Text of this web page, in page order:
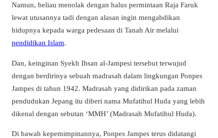
Namun, beliau menolak dengan halus permintaan Raja Faruk
lewat utusannya tadi dengan alasan ingin mengabdikan
hidupnya kepada warga pedesaan di Tanah Air melalui
pendidikan Islam.
Dan, keinginan Syekh Ihsan al-Jampesi tersebut terwujud
dengan berdirinya sebuah madrasah dalam lingkungan Ponpes
Jampes di tahun 1942. Madrasah yang didirikan pada zaman
pendudukan Jepang itu diberi nama Mufatihul Huda yang lebih
dikenal dengan sebutan ‘MMH’ (Madrasah Mufatihul Huda).
Di bawah kepemimpinannya, Ponpes Jampes terus didatangi